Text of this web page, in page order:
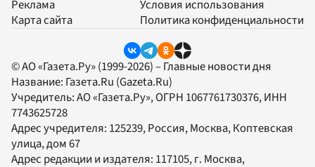
Реклама
Карта сайта
Условия использования
Политика конфиденциальности
© АО «Газета.Ру» (1999-2026) – Главные новости дня
Название: Газета.Ru (Gazeta.Ru)
Учредитель:АО «Газета.Ру», ОГРН 1067761730376, ИНН
7743625728
Адрес учредителя: 125239, Россия, Москва, Коптевская
улица, дом 67
Адрес редакции и издателя: 117105, г. Москва,